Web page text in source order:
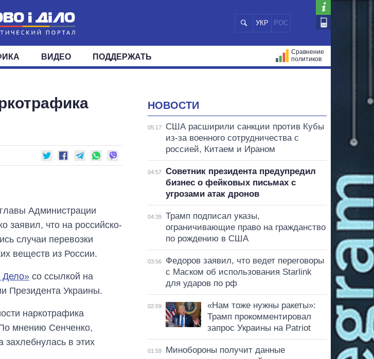
УКР РОС
ОБЩЕСТВО
ФРАКЦИИ ОКРУГА
ВИДЕО ПОДДЕРЖАТЬ
Сравнение
политиков
Администрации
заявил, что на российско-
случаи перевозки
веществ из России.
Дело» со ссылкой на
Президента Украины.
наркотрафика
мнению Сенченко,
захлебнулась в этих
НОВОСТИ
05:17
США расширили санкции против Кубы
из-за военного сотрудничества с
россией, Китаем и Ираном
04:57
Советник президента предупредил
бизнес о фейковых письмах с
угрозами атак дронов
04:39
Трамп подписал указы,
ограничивающие право на гражданство
по рождению в США
03:56
Федоров заявил, что ведет переговоры
с Маском об использования Starlink
для ударов по рф
02:59
«Нам тоже нужны ракеты»:
Трамп прокомментировал
запрос Украины на Patriot
01:59
Минобороны получит данные